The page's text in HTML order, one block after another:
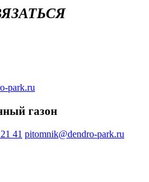
park.ru
газон
41 pitomnik@dendro-park.ru